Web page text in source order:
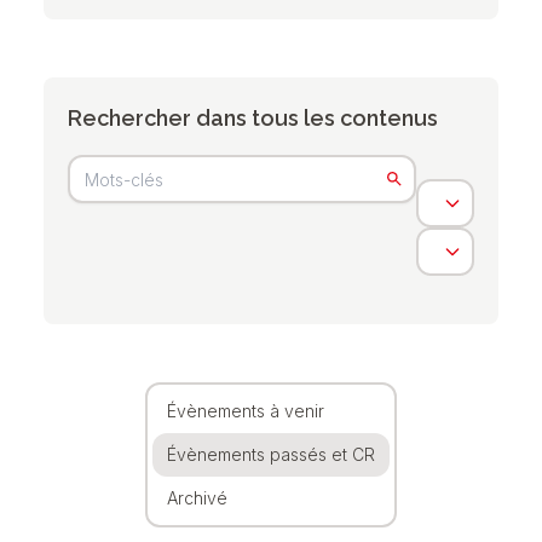
Rechercher dans tous les contenus
Évènements à venir
Évènements passés et CR
Archivé